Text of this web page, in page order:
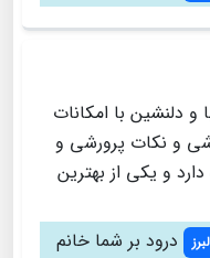
دلنشین با امکانات
و نکات پرورشی و
و یکی از بهترین
درود بر شما خانم